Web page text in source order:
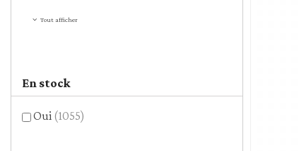
Tout afficher
En stock
Oui (1055)